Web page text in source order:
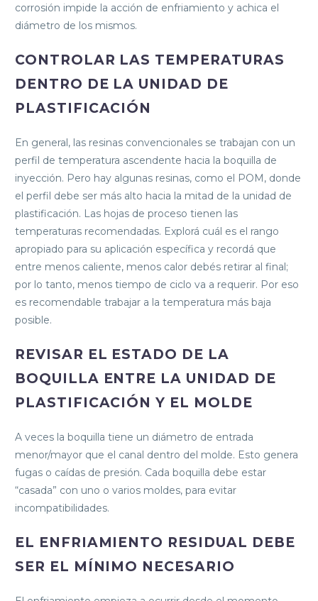
corrosión impide la acción de enfriamiento y achica el
diámetro de los mismos.
CONTROLAR LAS TEMPERATURAS
DENTRO DE LA UNIDAD DE
PLASTIFICACIÓN
En general, las resinas convencionales se trabajan con un
perfil de temperatura ascendente hacia la boquilla de
inyección. Pero hay algunas resinas, como el POM, donde
el perfil debe ser más alto hacia la mitad de la unidad de
plastificación. Las hojas de proceso tienen las
temperaturas recomendadas. Explorá cuál es el rango
apropiado para su aplicación específica y recordá que
entre menos caliente, menos calor debés retirar al final;
por lo tanto, menos tiempo de ciclo va a requerir. Por eso
es recomendable trabajar a la temperatura más baja
posible.
REVISAR EL ESTADO DE LA
BOQUILLA ENTRE LA UNIDAD DE
PLASTIFICACIÓN Y EL MOLDE
A veces la boquilla tiene un diámetro de entrada
menor/mayor que el canal dentro del molde. Esto genera
fugas o caídas de presión. Cada boquilla debe estar
“casada” con uno o varios moldes, para evitar
incompatibilidades.
EL ENFRIAMIENTO RESIDUAL DEBE
SER EL MÍNIMO NECESARIO